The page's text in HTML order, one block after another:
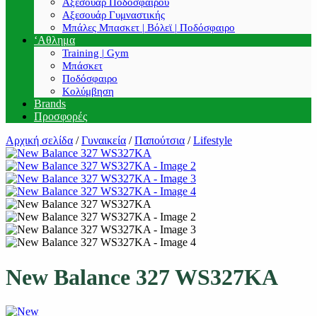
Αξεσουάρ Γυμναστικής
Μπάλες Μπασκετ | Βόλεϊ | Ποδόσφαιρο
‘Αθλημα
Training | Gym
Μπάσκετ
Ποδόσφαιρο
Κολύμβηση
Brands
Προσφορές
Αρχική σελίδα / Γυναικεία / Παπούτσια / Lifestyle
New Balance 327 WS327KA